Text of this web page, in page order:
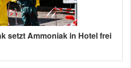
setzt Ammoniak in Hotel frei